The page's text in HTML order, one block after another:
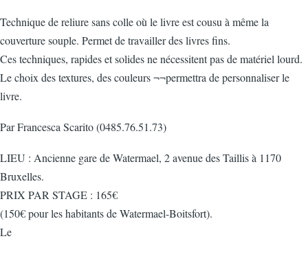
Technique de reliure sans colle où le livre est cousu à même la
couverture souple. Permet de travailler des livres fins.
Ces techniques, rapides et solides ne nécessitent pas de matériel lourd.
Le choix des textures, des couleurs ¬¬permettra de personnaliser le
livre.
Par Francesca Scarito (0485.76.51.73)
LIEU : Ancienne gare de Watermael, 2 avenue des Taillis à 1170
Bruxelles.
PRIX PAR STAGE : 165€
(150€ pour les habitants de Watermael-Boitsfort).
Le